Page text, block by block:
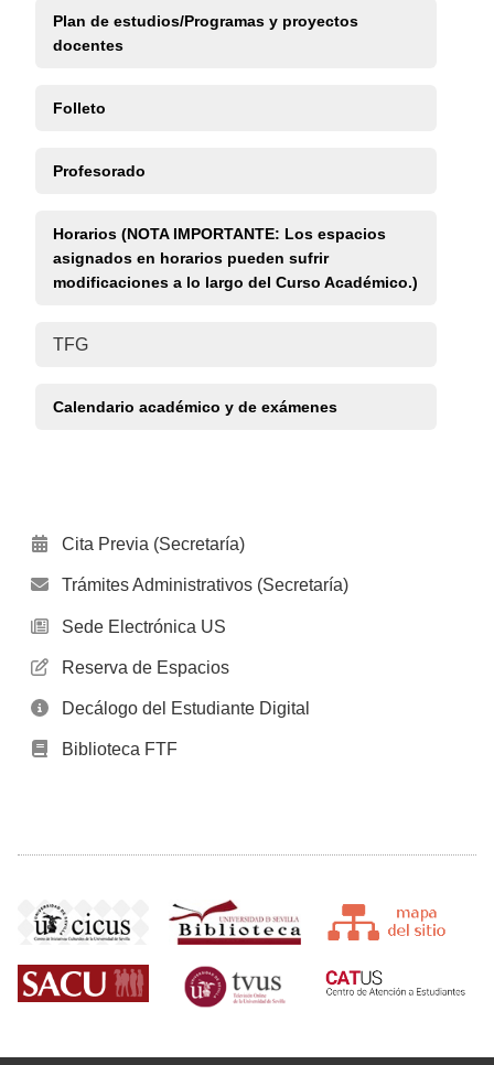
Plan de estudios/Programas y proyectos
docentes
Folleto
Profesorado
Horarios (NOTA IMPORTANTE: Los espacios
asignados en horarios pueden sufrir
modificaciones a lo largo del Curso Académico.)
TFG
Calendario académico y de exámenes
Cita Previa (Secretaría)
Trámites Administrativos (Secretaría)
Sede Electrónica US
Reserva de Espacios
Decálogo del Estudiante Digital
Biblioteca FTF